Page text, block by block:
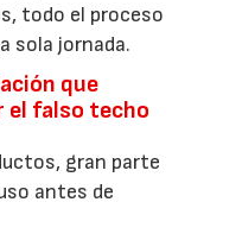
todo el proceso
sola jornada.
que
el falso techo
gran parte
antes de